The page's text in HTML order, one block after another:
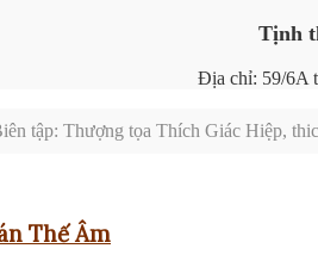
Tịnh
Địa chỉ: 59/6A
tập: Thượng tọa Thích Giác Hiệp,
Thế Âm